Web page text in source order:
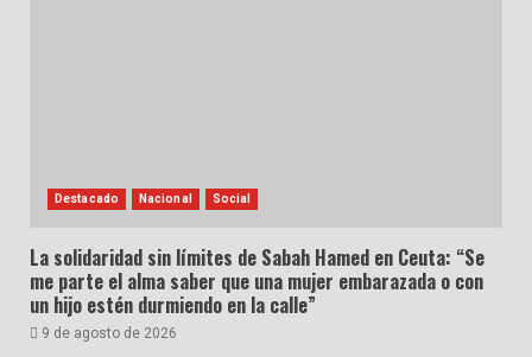
Destacado Nacional Social
La solidaridad sin límites de Sabah Hamed en Ceuta: “Se
me parte el alma saber que una mujer embarazada o con
un hijo estén durmiendo en la calle”
9 de agosto de 2026